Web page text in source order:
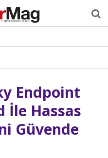
Editörden
Gelenler
İletişim
Endpoint
İle Hassas
Güvende